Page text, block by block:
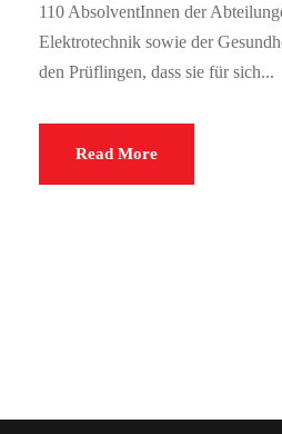
110 AbsolventInnen der
Elektrotechnik sowie der
den Prüflingen, dass sie für sich...
Read More